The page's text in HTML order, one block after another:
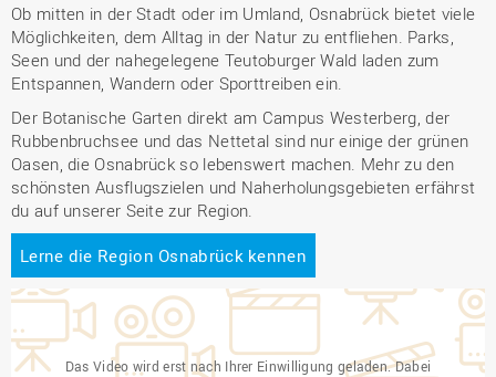
Ob mitten in der Stadt oder im Umland, Osnabrück bietet viele
Möglichkeiten, dem Alltag in der Natur zu entfliehen. Parks,
Seen und der nahegelegene Teutoburger Wald laden zum
Entspannen, Wandern oder Sporttreiben ein.
Der Botanische Garten direkt am Campus Westerberg, der
Rubbenbruchsee und das Nettetal sind nur einige der grünen
Oasen, die Osnabrück so lebenswert machen. Mehr zu den
schönsten Ausflugszielen und Naherholungsgebieten erfährst
du auf unserer Seite zur Region.
Lerne die Region Osnabrück kennen
Das Video wird erst nach Ihrer Einwilligung geladen. Dabei